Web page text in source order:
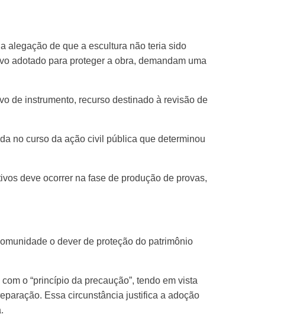
alegação de que a escultura não teria sido
adotado para proteger a obra, demandam uma
de instrumento, recurso destinado à revisão de
no curso da ação civil pública que determinou
deve ocorrer na fase de produção de provas,
o dever de proteção do patrimônio
o “princípio da precaução”, tendo em vista
Essa circunstância justifica a adoção